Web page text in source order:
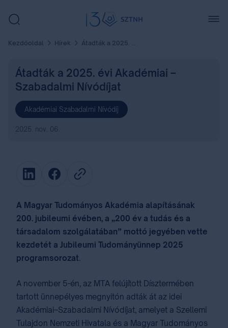
Kezdőoldal Hírek Átadták a 2025. évi Akadémiai – Szabadalmi Nívódíjat
Átadták a 2025. évi Akadémiai –
Szabadalmi Nívódíjat
Akadémiai Szabadalmi Nívódíj
2025. nov. 06.
A Magyar Tudományos Akadémia alapításának
200. jubileumi évében, a „200 év a tudás és a
társadalom szolgálatában” mottó jegyében vette
kezdetét a Jubileumi Tudományünnep 2025
programsorozat.
A november 5-én, az MTA felújított Dísztermében
tartott ünnepélyes megnyitón adták át az idei
Akadémiai–Szabadalmi Nívódíjat, amelyet a Szellemi
Tulajdon Nemzeti Hivatala és a Magyar Tudományos